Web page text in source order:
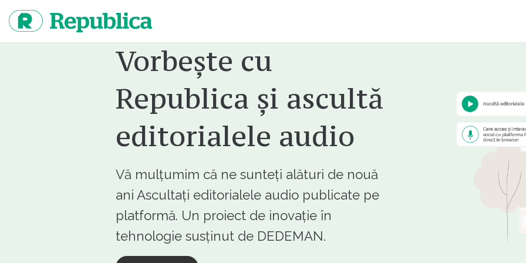
continut
Vorbește cu
Republica și ascultă
editorialele audio
Vă mulțumim că ne sunteți alături de nouă
ani Ascultați editorialele audio publicate pe
platformă. Un proiect de inovație în
tehnologie susținut de DEDEMAN.